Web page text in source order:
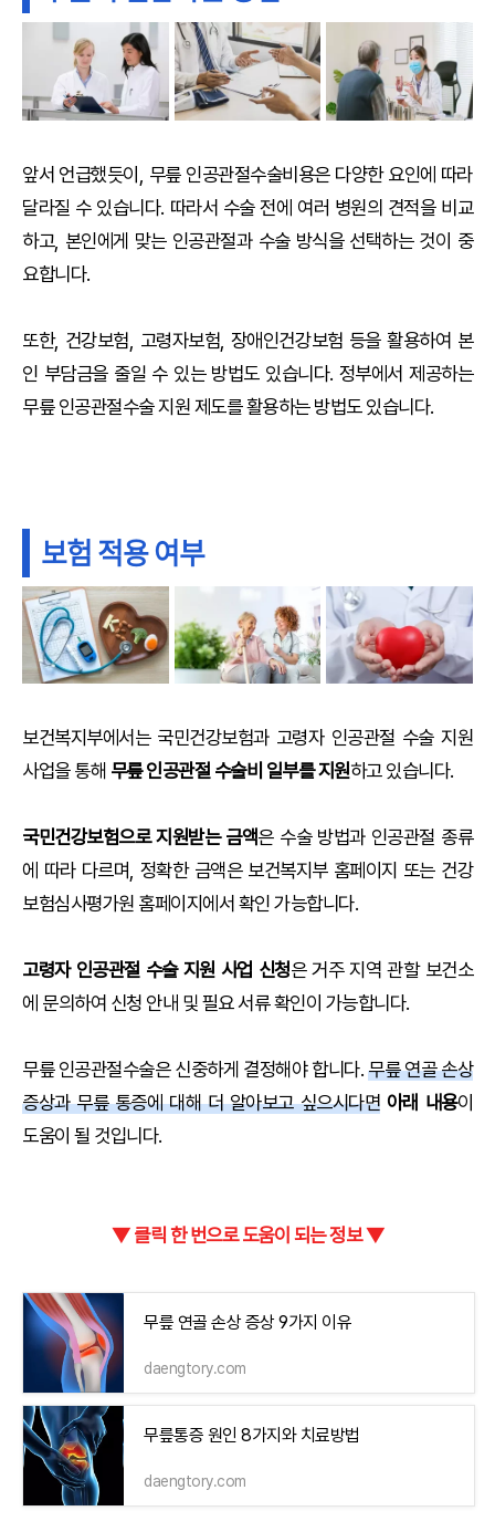
앞서 언급했듯이, 무릎 인공관절수술비용은 다양한 요인에 따라
달라질 수 있습니다. 따라서 수술 전에 여러 병원의 견적을 비교
하고, 본인에게 맞는 인공관절과 수술 방식을 선택하는 것이 중
요합니다.
또한, 건강보험, 고령자보험, 장애인건강보험 등을 활용하여 본
인 부담금을 줄일 수 있는 방법도 있습니다. 정부에서 제공하는
무릎 인공관절수술 지원 제도를 활용하는 방법도 있습니다.
보험 적용 여부
보건복지부에서는 국민건강보험과 고령자 인공관절 수술 지원
사업을 통해 무릎 인공관절 수술비 일부를 지원하고 있습니다.
국민건강보험으로 지원받는 금액은 수술 방법과 인공관절 종류
에 따라 다르며, 정확한 금액은 보건복지부 홈페이지 또는 건강
보험심사평가원 홈페이지에서 확인 가능합니다.
고령자 인공관절 수술 지원 사업 신청은 거주 지역 관할 보건소
에 문의하여 신청 안내 및 필요 서류 확인이 가능합니다.
무릎 인공관절수술은 신중하게 결정해야 합니다.무릎 연골 손상
증상과 무릎 통증에 대해 더 알아보고 싶으시다면 아래 내용이
도움이 될 것입니다.
▼ 클릭 한 번으로 도움이 되는 정보 ▼
무릎 연골 손상 증상 9가지 이유
daengtory.com
무릎통증 원인 8가지와 치료방법
daengtory.com